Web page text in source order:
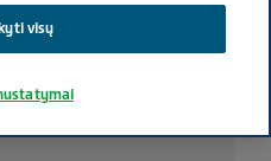
visų